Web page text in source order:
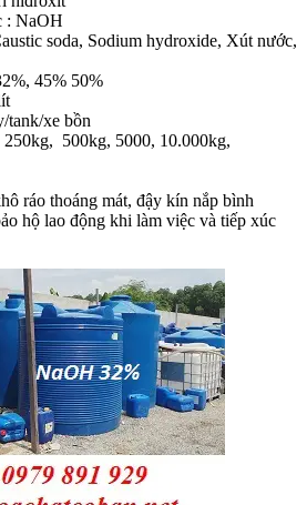
: NaOH
soda, Sodium hydroxide, Xút nước,
45% 50%
tank/xe bồn
500kg, 5000, 10.000kg,
ráo thoáng mát, đậy kín nắp bình
hộ lao động khi làm việc và tiếp xúc